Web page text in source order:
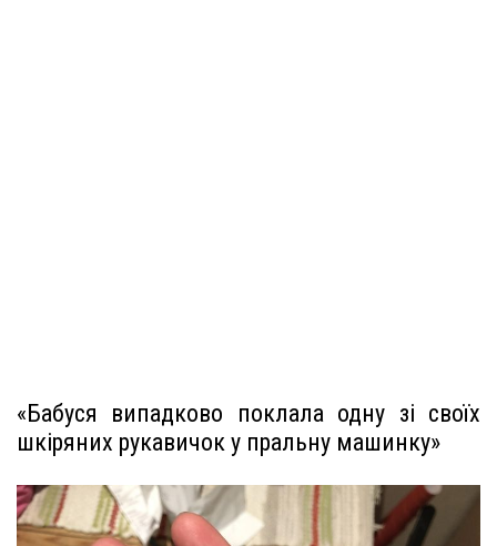
«Бабуся випадково поклала одну зі своїх
шкіряних рукавичок у пральну машинку»